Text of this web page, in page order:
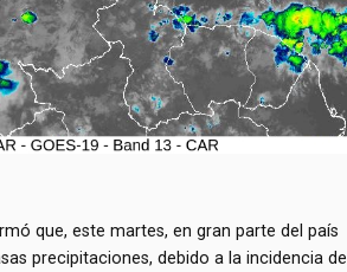
que, este martes, en gran parte del país
precipitaciones, debido a la incidencia de